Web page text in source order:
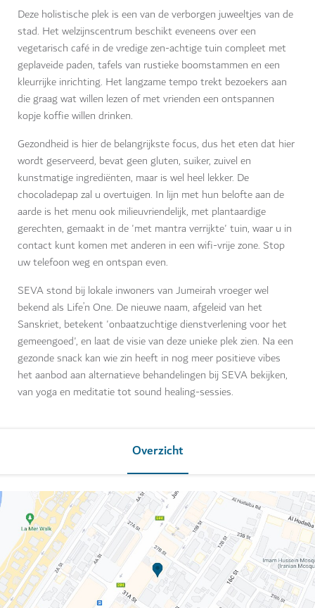
Deze holistische plek is een van de verborgen juweeltjes van de
stad. Het welzijnscentrum beschikt eveneens over een
vegetarisch café in de vredige zen-achtige tuin compleet met
geplaveide paden, tafels van rustieke boomstammen en een
kleurrijke inrichting. Het langzame tempo trekt bezoekers aan
die graag wat willen lezen of met vrienden een ontspannen
kopje koffie willen drinken.
Gezondheid is hier de belangrijkste focus, dus het eten dat hier
wordt geserveerd, bevat geen gluten, suiker, zuivel en
kunstmatige ingrediënten, maar is wel heel lekker. De
chocoladepap zal u overtuigen. In lijn met hun belofte aan de
aarde is het menu ook milieuvriendelijk, met plantaardige
gerechten, gemaakt in de 'met mantra verrijkte' tuin, waar u in
contact kunt komen met anderen in een wifi-vrije zone. Stop
uw telefoon weg en ontspan even.
SEVA stond bij lokale inwoners van Jumeirah vroeger wel
bekend als Life’n One. De nieuwe naam, afgeleid van het
Sanskriet, betekent 'onbaatzuchtige dienstverlening voor het
gemeengoed', en laat de visie van deze unieke plek zien. Na een
gezonde snack kan wie zin heeft in nog meer positieve vibes
het aanbod aan alternatieve behandelingen bij SEVA bekijken,
van yoga en meditatie tot sound healing-sessies.
Overzicht